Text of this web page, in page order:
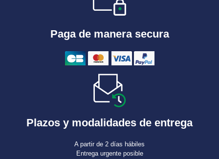
Paga de manera secura
Plazos y modalidades de entrega
A partir de 2 días hábiles
Entrega urgente posible